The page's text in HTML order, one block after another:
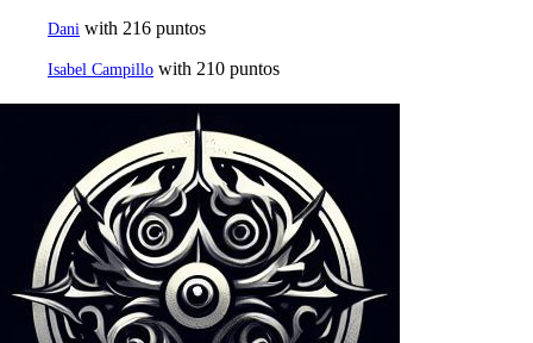
Dani with 216 puntos
Isabel Campillo with 210 puntos